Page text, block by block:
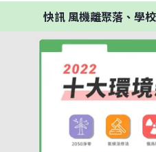
風機離聚落、學校過近 彰化